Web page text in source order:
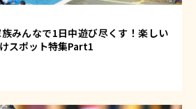
族みんなで1日中遊び尽くす！楽しい
スポット特集Part1